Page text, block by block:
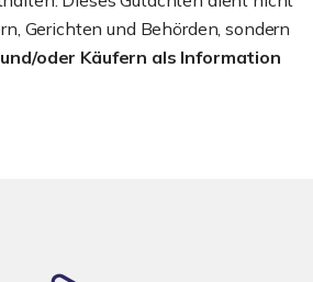
Gerichten und Behörden, sondern
oder Käufern als Information